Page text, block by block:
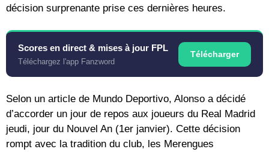
décision surprenante prise ces dernières heures.
Scores en direct & mises à jour FPL
Téléchargez l'app Fanzword
Télécharger
Selon un article de Mundo Deportivo, Alonso a décidé
d’accorder un jour de repos aux joueurs du Real Madrid
jeudi, jour du Nouvel An (1er janvier). Cette décision
rompt avec la tradition du club, les Merengues